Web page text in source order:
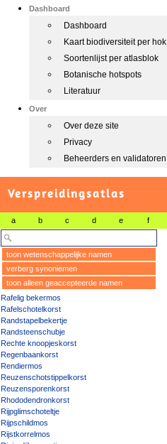
Dashboard
Dashboard
Kaart biodiversiteit per hok
Soortenlijst per atlasblok
Botanische hotspots
Literatuur
Over
Over deze site
Privacy
Beheerders en validatoren
Verspreidingsatlas
a b c d e f
toon wetenschappelijke namen
verberg synoniemen
toon alleen geaccepteerde namen
Rafelig bekermos
Rafelschotelkorst
Randstapelbekertje
Randsteenschubje
Rechte knoopjeskorst
Regenbaankorst
Rendiermos
Reuzenschotstippelkorst
Reuzensporenkorst
Rhododendronkorst
Rijpglimschoteltje
Rijpschildmos
Rijstkorrelmos